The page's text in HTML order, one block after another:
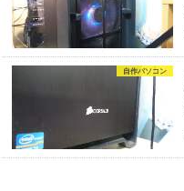
自作パソコン